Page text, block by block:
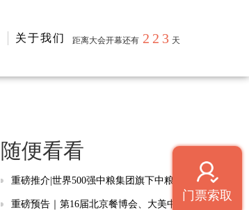
关于我们 距离大会开幕还有 223 天
门票索取
随便看看
重磅推介|世界500强中粮集团旗下中粮米业（五常）有限公司亮相2024厦门糖酒会
重磅预告｜第16届北京餐博会、大美中国・第三届国际烹饪艺术技能大赛新闻发布会即将启幕！